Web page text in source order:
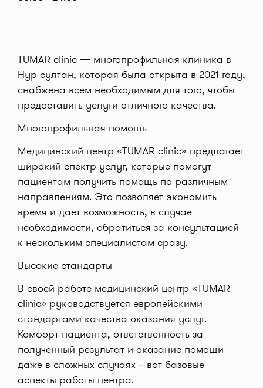
TUMAR clinic — многопрофильная клиника в
Нур-султан, которая была открыта в 2021 году,
снабжена всем необходимым для того, чтобы
предоставить услуги отличного качества.
Многопрофильная помощь
Медицинский центр «TUMAR clinic» предлагает
широкий спектр услуг, которые помогут
пациентам получить помощь по различным
направлениям. Это позволяет экономить
время и дает возможность, в случае
необходимости, обратиться за консультацией
к нескольким специалистам сразу.
Высокие стандарты
В своей работе медицинский центр «TUMAR
clinic» руководствуется европейскими
стандартами качества оказания услуг.
Комфорт пациента, ответственность за
полученный результат и оказание помощи
даже в сложных случаях – вот базовые
аспекты работы центра.